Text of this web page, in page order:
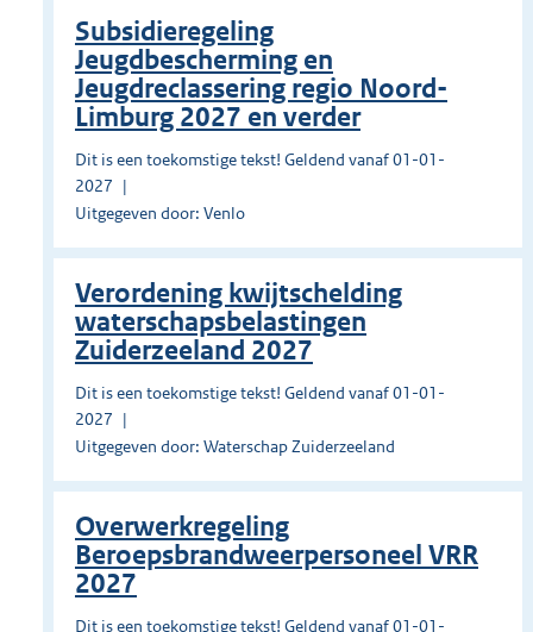
Subsidieregeling
Jeugdbescherming en
Jeugdreclassering regio Noord-
Limburg 2027 en verder
Dit is een toekomstige tekst! Geldend vanaf 01-01-
2027
Uitgegeven door: Venlo
Verordening kwijtschelding
waterschapsbelastingen
Zuiderzeeland 2027
Dit is een toekomstige tekst! Geldend vanaf 01-01-
2027
Uitgegeven door: Waterschap Zuiderzeeland
Overwerkregeling
Beroepsbrandweerpersoneel VRR
2027
Dit is een toekomstige tekst! Geldend vanaf 01-01-